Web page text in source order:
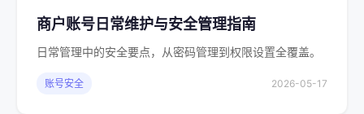
商户账号日常维护与安全管理指南
日常管理中的安全要点，从密码管理到权限设置全覆盖。
账号安全 2026-05-17